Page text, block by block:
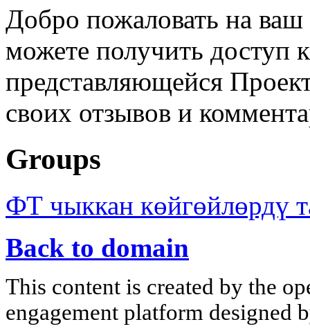
Добро пожаловать на
можете получить доступ
представляющейся
своих отзывов и
Groups
ФТ чыккан көйгөйлөрдү
Back to domain
This content is created by the
engagement platform designed